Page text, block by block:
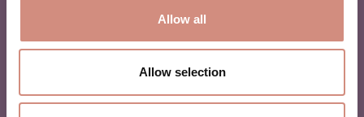
Allow all
Allow selection
NEWSLETTER
BABYTRAGEN